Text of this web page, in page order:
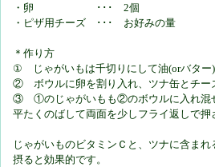
・卵 ･･･ 2個
・ピザ用チーズ ･･･ お好みの量
＊作り方
① じゃがいもは千切りにして油(orバター
② ボウルに卵を割り入れ、ツナ缶とチー
③ ①のじゃがいもも②のボウルに入れ混
平たくのばして両面を少しフライ返しで
じゃがいものビタミンＣと、ツナに含ま
摂ると効果的です。